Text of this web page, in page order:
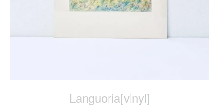
Languoria[vinyl]